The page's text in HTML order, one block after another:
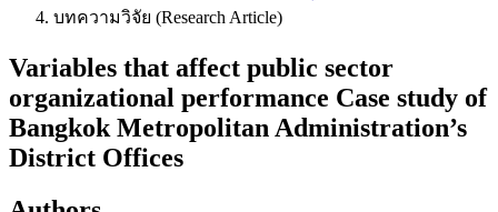
บทความวิจัย (Research Article)
Variables that affect public sector
organizational performance Case study of
Bangkok Metropolitan Administration’s
District Offices